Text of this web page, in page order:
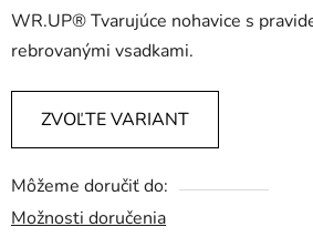
WR.UP® Tvarujúce nohavice s
rebrovanými vsadkami.
ZVOĽTE VARIANT
Môžeme doručiť do:
Možnosti doručenia